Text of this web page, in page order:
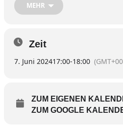
Mitglieder, Freunde,
undInteressierte sind
lauschen.
Der Eintritt ist frei, freiwillige
MEHR
Zeit
7. Juni 202417:00-18:00
ZUM EIGENEN
ZUM GOOGLE